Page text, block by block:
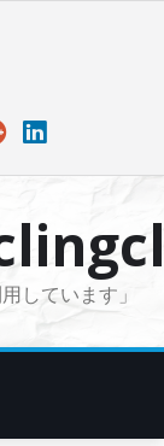
しています」